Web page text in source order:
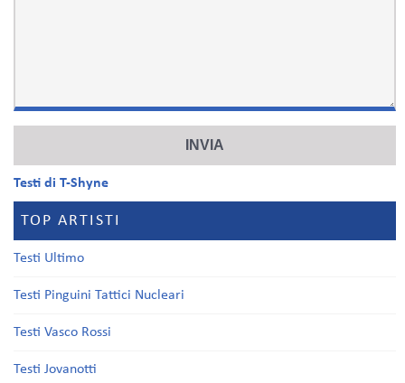
Testi di T-Shyne
TOP ARTISTI
Testi Ultimo
Testi Pinguini Tattici Nucleari
Testi Vasco Rossi
Testi Jovanotti